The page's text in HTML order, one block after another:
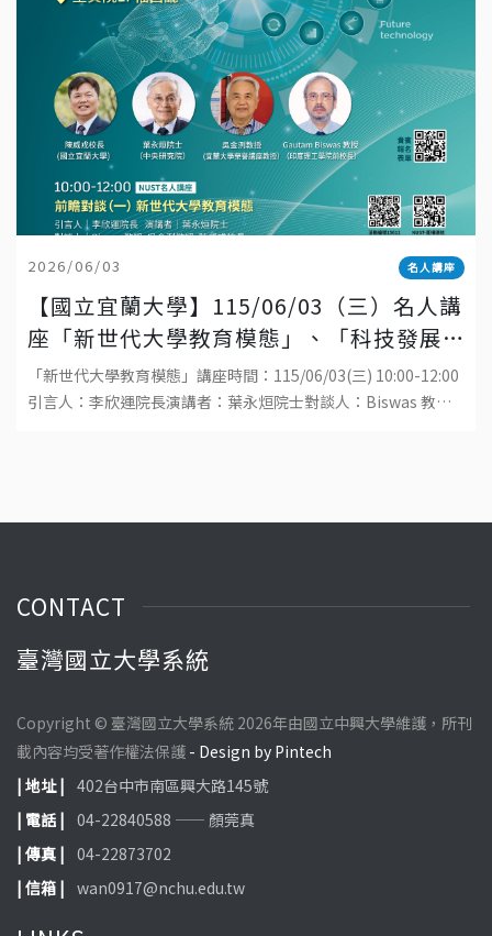
2026/06/03 名人講座
【國立宜蘭大學】115/06/03（三）名人講
座「新世代大學教育模態」、「科技發展
與工程教育的趨勢」
「新世代大學教育模態」講座時間：115/06/03(三) 10:00-12:00
引言人：李欣運院長演講者：葉永烜院士對談人：Biswas 教
CONTACT
臺灣國立大學系統
Copyright © 臺灣國立大學系統 2026年由國立中興大學維護，所刊
載內容均受著作權法保護 - Design by Pintech
| 地址 | 402台中市南區興大路145號
| 電話 | 04-22840588 —— 顏莞真
| 傳真 | 04-22873702
| 信箱 | wan0917@nchu.edu.tw